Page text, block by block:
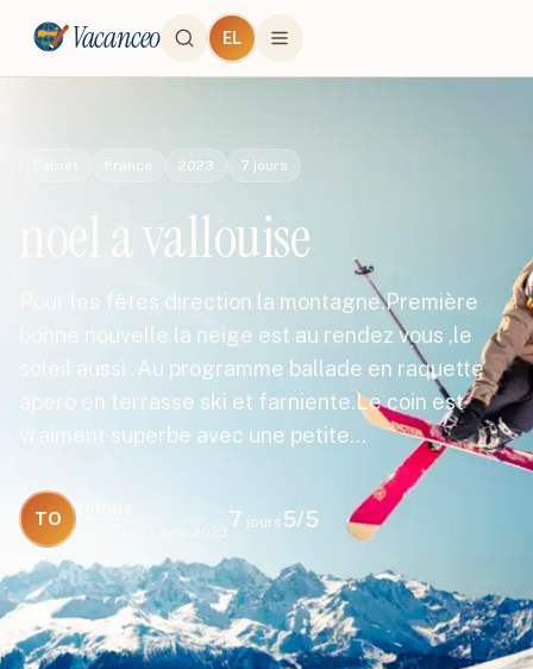
Vacanceo EL
France 2023 7 jours
noel a vallouise
Pour les fêtes direction la montagne.Première
bonne nouvelle la neige est au rendez vous ,le
soleil aussi .Au programme ballade en raquette
apero en terrasse ski et farniente.Le coin est
vraiment superbe avec une petite…
TO
27 avril 2023
7 jours 5/5